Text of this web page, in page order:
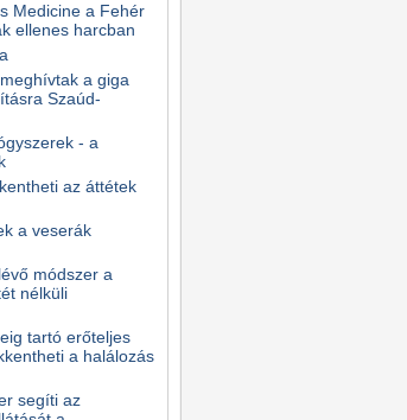
Medicine a Fehér
ellenes harcban
a giga
Szaúd-
- a
az áttétek
a veserák
módszer a
nélküli
tartó erőteljes
a halálozás
segíti az